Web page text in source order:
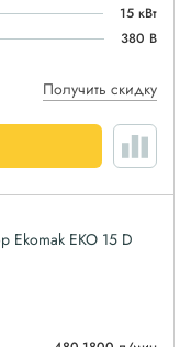
15 кВт
380 В
Получить скидку
Ekomak EKO 15 D